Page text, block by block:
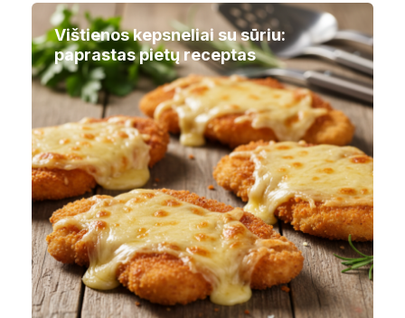
Vištienos kepsneliai su sūriu:
paprastas pietų receptas